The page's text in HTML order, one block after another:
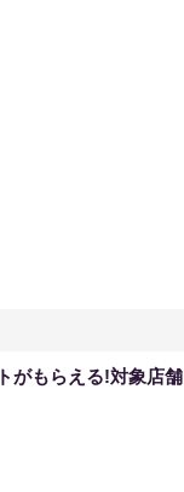
がもらえる!対象店舗